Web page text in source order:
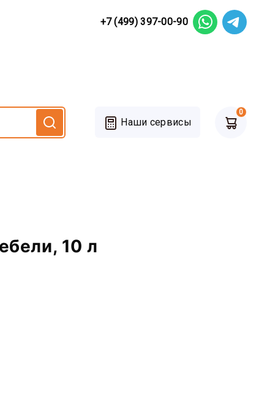
+7 (499) 397-00-90
Наши сервисы
0
10 л